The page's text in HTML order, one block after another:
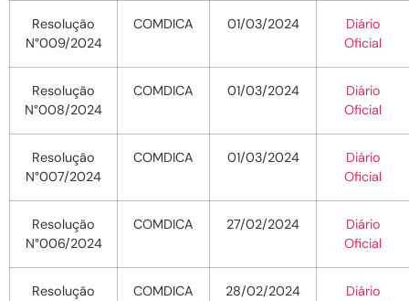
Resolução
N°009/2024
COMDICA 01/03/2024
Diário
Oficial
Resolução
N°008/2024
COMDICA 01/03/2024
Diário
Oficial
Resolução
N°007/2024
COMDICA 01/03/2024
Diário
Oficial
Resolução
N°006/2024
COMDICA 27/02/2024
Diário
Oficial
Resolução
COMDICA 28/02/2024
Diário